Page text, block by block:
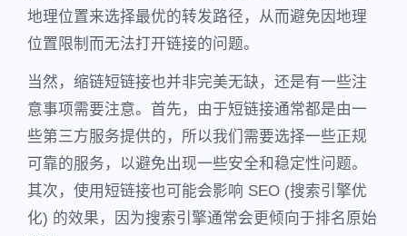
地理位置来选择最优的转发路径，从而避免因地理
位置限制而无法打开链接的问题。
当然，缩链短链接也并非完美无缺，还是有一些注
意事项需要注意。首先，由于短链接通常都是由一
些第三方服务提供的，所以我们需要选择一些正规
可靠的服务，以避免出现一些安全和稳定性问题。
其次，使用短链接也可能会影响 SEO (搜索引擎优
化) 的效果，因为搜索引擎通常会更倾向于排名原始